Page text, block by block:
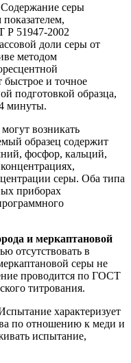
Содержание серы
Р 51947-2002
доли серы от
методом
быстрое и точное
подготовкой образца,
минуты.
возникать
образец содержит
фосфор, кальций,
серы. Оба типа
приборах
и меркаптановой
отсутствовать в
серы не
проводится по ГОСТ
титрования.
характеризует
по отношению к меди и
испытание,